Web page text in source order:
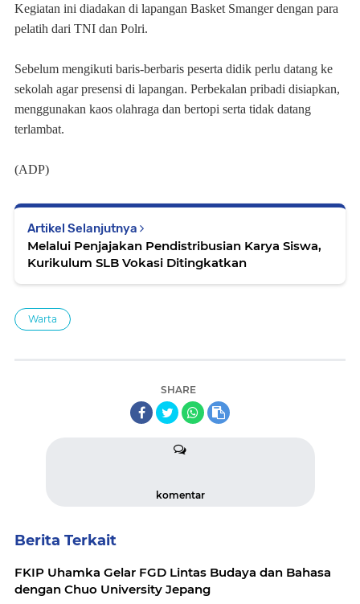
Kegiatan ini diadakan di lapangan Basket Smanger dengan para
pelatih dari TNI dan Polri.
Sebelum mengikuti baris-berbaris peserta didik perlu datang ke
sekolah agar presensi di lapangan. Perbekalan pribadi disiapkan,
menggunakan kaos olahraga dan bertopi serta tidak datang
terlambat.
(ADP)
Artikel Selanjutnya
Melalui Penjajakan Pendistribusian Karya Siswa,
Kurikulum SLB Vokasi Ditingkatkan
Warta
SHARE
komentar
Berita Terkait
FKIP Uhamka Gelar FGD Lintas Budaya dan Bahasa
dengan Chuo University Jepang